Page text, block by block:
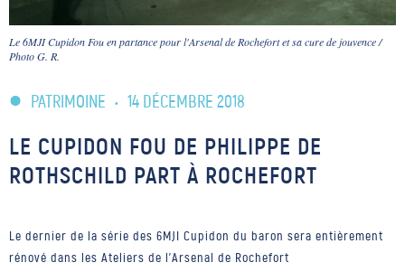
Le 6MJI Cupidon Fou en partance pour l'Arsenal de Rochefort et sa cure de jouvence /
Photo G. R.
PATRIMOINE • 14 DÉCEMBRE 2018
LE CUPIDON FOU DE PHILIPPE DE
ROTHSCHILD PART À ROCHEFORT
Le dernier de la série des 6MJI Cupidon du baron sera entièrement
rénové dans les Ateliers de l'Arsenal de Rochefort